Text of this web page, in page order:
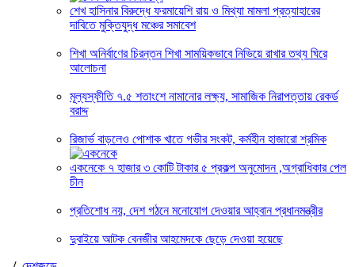
শেখ হাসিনার বিরুদ্ধে ফরমায়েশি রায় ও মিথ্যা মামলা প্রত্যাহারের
দাবিতে মুক্তিযুদ্ধ মঞ্চের সমাবেশ
শিখা অনির্বাণের চিরন্তন শিখা সাময়িকভাবে নিভিয়ে রাখার তথ্য ঘিরে
আলোচনা
মূল্যস্ফীতি ৭.৫ শতাংশে নামানোর লক্ষ্য, সামাজিক নিরাপত্তায় রেকর্ড
বরাদ্দ
রিজার্ভ বাড়লেও পোশাক খাতে গভীর সংকট, কর্মহীন হাজারো শ্রমিক
একনেকে ৭ হাজার ৩ কোটি টাকার ৫ প্রকল্প অনুমোদন ,অগ্রাধিকার পেল
চীন
প্রতিশোধ নয়, দেশ গঠনে মনোযোগ দেওয়ার আহ্বান প্রধানমন্ত্রীর
দুবাইয়ে আটক বেনজীর আহমেদকে ছেড়ে দেওয়া হয়েছে